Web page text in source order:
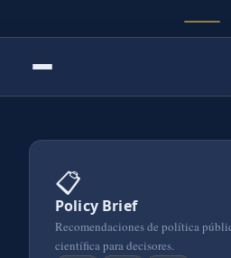
📋
Policy Brief
Recomendaciones de política
científica para decisores.